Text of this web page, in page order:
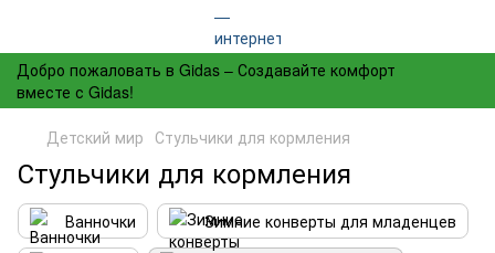
Добро пожаловать в Gidas – Создавайте комфорт
вместе с Gidas!
Детский мир Стульчики для кормления
Стульчики для кормления
Ванночки
Зимние конверты для младенцев